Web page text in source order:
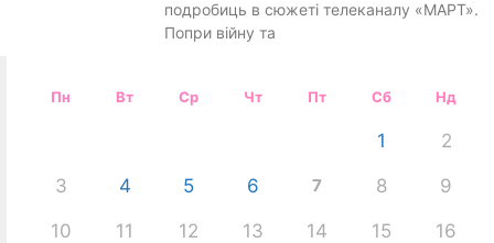
подробиць в сюжеті телеканалу «МАРТ».
Попри війну та
Пн Вт Ср Чт Пт Сб Нд
1 2
3 4 5 6 7 8 9
10 11 12 13 14 15 16